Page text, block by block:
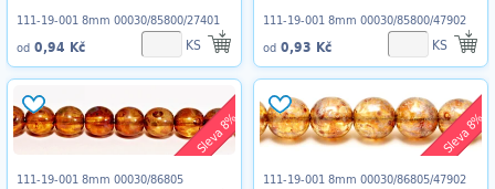
111-19-001 8mm 00030/85800/27401
od 0,94 Kč KS
111-19-001 8mm 00030/85800/47902
od 0,93 Kč KS
Sleva 8%
111-19-001 8mm 00030/86805
Sleva 8%
111-19-001 8mm 00030/86805/47902